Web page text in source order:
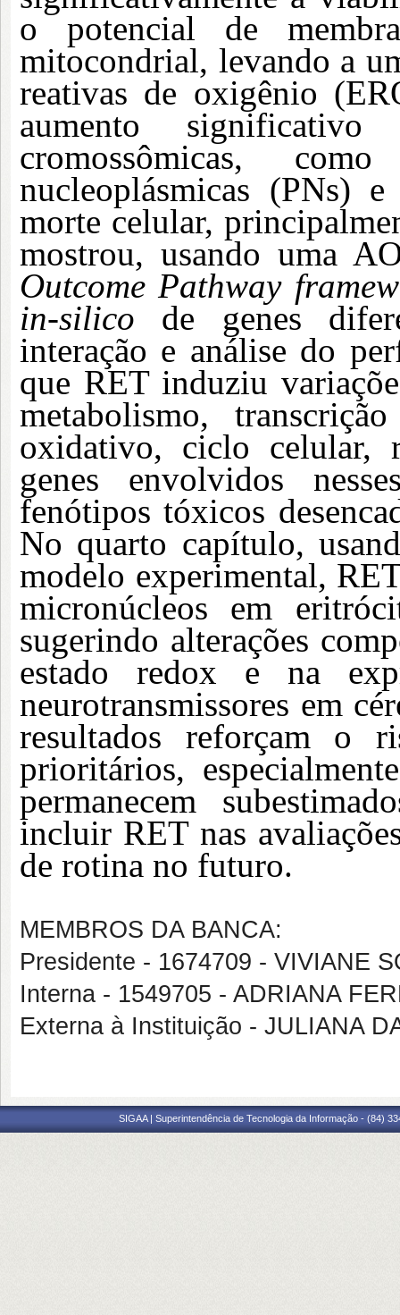
o potencial de
mitocondrial, levando a
reativas de oxigênio
aumento
cromossômicas,
nucleoplásmicas (PNs)
morte celular,
mostrou, usando uma
Outcome Pathway
in-silico de genes
interação e análise do
que RET induziu
metabolismo,
oxidativo, ciclo celular,
genes envolvidos
fenótipos tóxicos
No quarto capítulo,
modelo experimental,
micronúcleos em
sugerindo alterações
estado redox e na
neurotransmissores em
resultados reforçam o
prioritários,
permanecem
incluir RET nas
de rotina no futuro.
MEMBROS DA BANCA:
Presidente - 1674709 - VIVIANE
Interna - 1549705 - ADRIANA
Externa à Instituição - JULIANA
SIGAA | Superintendência de Tecnologia da Informação - (84)